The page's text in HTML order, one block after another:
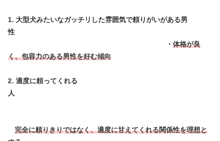
1. 大型犬みたいなガッチリした雰囲気で頼りがいがある男
性
・ 体格が良
く、包容力のある男性を好む傾向
2. 適度に頼ってくれる
人
完全に頼りきりではなく、適度に甘えてくれる関係性を理想と